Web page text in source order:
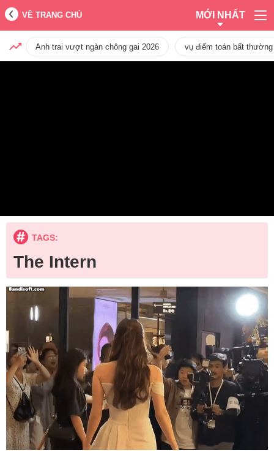
VỀ TRANG CHỦ MỚI NHẤT
Anh trai vượt ngàn chông gai 2026 vụ điểm toán bất
TAGS:
The Intern